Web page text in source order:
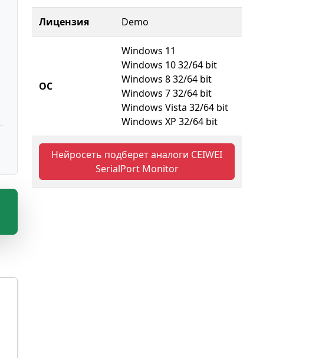
Лицензия Demo
ОС
Windows 11
Windows 10 32/64 bit
Windows 8 32/64 bit
Windows 7 32/64 bit
Windows Vista 32/64 bit
Windows XP 32/64 bit
Нейросеть подберет аналоги CEIWEI
SerialPort Monitor